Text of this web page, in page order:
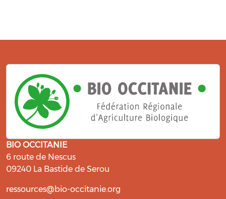
BIO OCCITANIE
6 route de Nescus
09240 La Bastide de Serou
ressources@bio-occitanie.org